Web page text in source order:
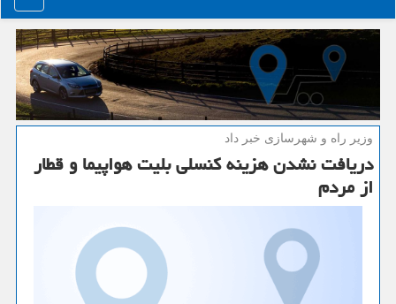
وزیر راه و شهرسازی خبر داد
دریافت نشدن هزینه كنسلی بلیت هواپیما و قطار
از مردم